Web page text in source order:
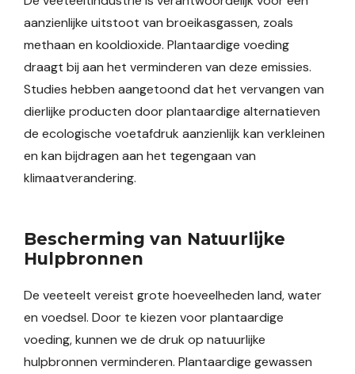
aanzienlijke uitstoot van broeikasgassen, zoals
methaan en kooldioxide. Plantaardige voeding
draagt bij aan het verminderen van deze emissies.
Studies hebben aangetoond dat het vervangen van
dierlijke producten door plantaardige alternatieven
de ecologische voetafdruk aanzienlijk kan verkleinen
en kan bijdragen aan het tegengaan van
klimaatverandering.
Bescherming van Natuurlijke
Hulpbronnen
De veeteelt vereist grote hoeveelheden land, water
en voedsel. Door te kiezen voor plantaardige
voeding, kunnen we de druk op natuurlijke
hulpbronnen verminderen. Plantaardige gewassen